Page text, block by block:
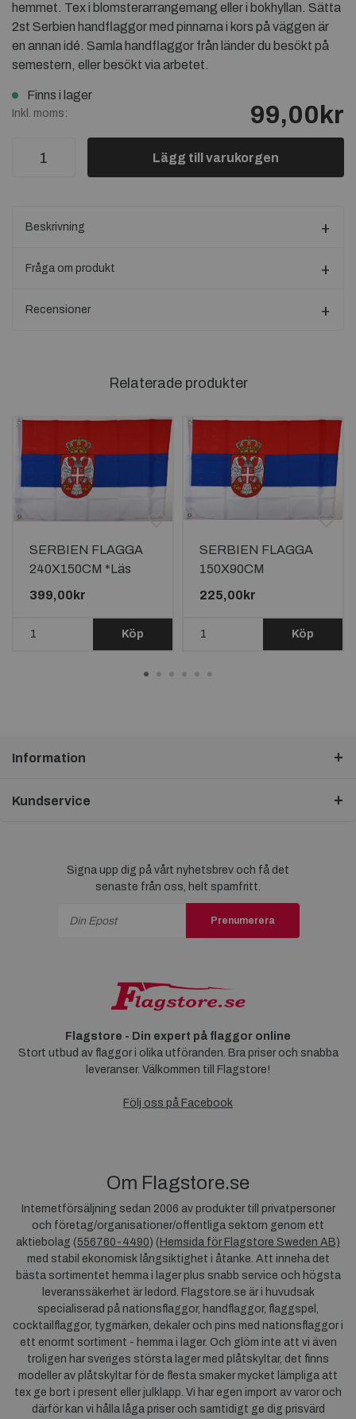
hemmet. Tex i blomsterarrangemang eller i bokhyllan. Sätta
2st Serbien handflaggor med pinnarna i kors på väggen är
en annan idé. Samla handflaggor från länder du besökt på
semestern, eller besökt via arbetet.
Finns i lager
Inkl. moms: 99,00kr
Lägg till varukorgen
Beskrivning
Fråga om produkt
Recensioner
Relaterade produkter
SERBIEN FLAGGA
240X150CM *Läs
beskrivningen*
399,00kr
Köp
SERBIEN FLAGGA
150X90CM
225,00kr
Köp
Information
Kundservice
Signa upp dig på vårt nyhetsbrev och få det
senaste från oss, helt spamfritt.
Prenumerera
Flagstore - Din expert på flaggor online
Stort utbud av flaggor i olika utföranden. Bra priser och snabba
leveranser. Välkommen till Flagstore!
Följ oss på Facebook
Om Flagstore.se
Internetförsäljning sedan 2006 av produkter till privatpersoner
och företag/organisationer/offentliga sektorn genom ett
aktiebolag (556760-4490) ( Hemsida för Flagstore Sweden AB)
med stabil ekonomisk långsiktighet i åtanke. Att inneha det
bästa sortimentet hemma i lager plus snabb service och högsta
leveranssäkerhet är ledord. Flagstore.se är i huvudsak
specialiserad på nationsflaggor, handflaggor, flaggspel,
cocktailflaggor, tygmärken, dekaler och pins med nationsflaggor i
ett enormt sortiment - hemma i lager. Och glöm inte att vi även
troligen har sveriges största lager med plåtskyltar, det finns
modeller av plåtskyltar för de flesta smaker mycket lämpliga att
tex ge bort i present eller julklapp. Vi har egen import av varor och
därför kan vi hålla låga priser och samtidigt ge dig prisvärd